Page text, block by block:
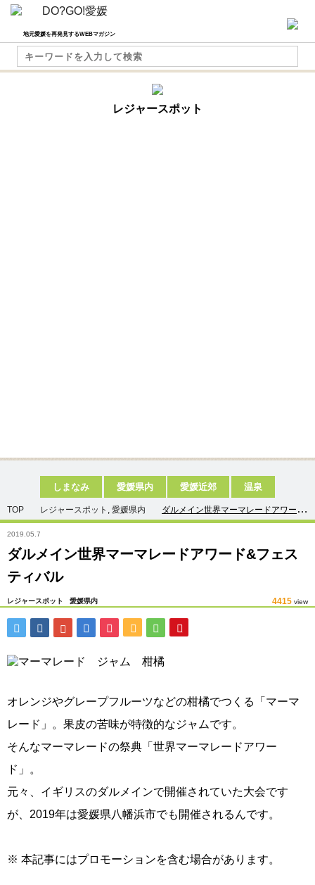
地元愛媛を再発見するWEBマガジン
レジャースポット
しまなみ 愛媛県内 愛媛近郊 温泉
TOP レジャースポット , 愛媛県内
ダルメイン世界マーマレードアワード
&フェスティバル
2019.05.7
ダルメイン世界マーマレードアワード&フェス
ティバル
レジャースポット 愛媛県内 4415 view
オレンジやグレープフルーツなどの柑橘でつくる「マーマ
レード」。果皮の苦味が特徴的なジャムです。
そんなマーマレードの祭典「世界マーマレードアワー
ド」。
元々、イギリスのダルメインで開催されていた大会です
が、2019年は愛媛県八幡浜市でも開催されるんです。
※ 本記事にはプロモーションを含む場合があります。